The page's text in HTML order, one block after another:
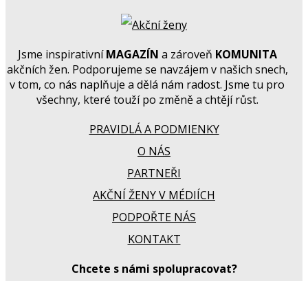
Jsme inspirativníMAGAZÍN a zároveň KOMUNITA
akčních žen. Podporujeme se navzájem v našich snech,
v tom, co nás naplňuje a dělá nám radost. Jsme tu pro
všechny, které touží po změně a chtějí růst.
PRAVIDLÁ A PODMIENKY
O NÁS
PARTNEŘI
AKČNÍ ŽENY V MÉDIÍCH
PODPOŘTE NÁS
KONTAKT
Chcete s námi spolupracovat?